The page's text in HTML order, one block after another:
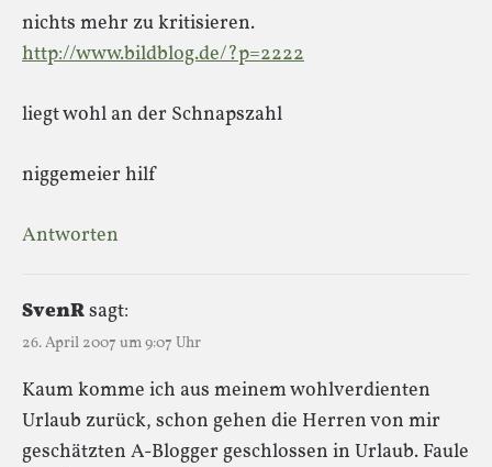
nichts mehr zu kritisieren.
http://www.bildblog.de/?p=2222
liegt wohl an der Schnapszahl
niggemeier hilf
Antworten
SvenRsagt:
26. April 2007 um 9:07 Uhr
Kaum komme ich aus meinem wohlverdienten
Urlaub zurück, schon gehen die Herren von mir
geschätzten A-Blogger geschlossen in Urlaub. Faule